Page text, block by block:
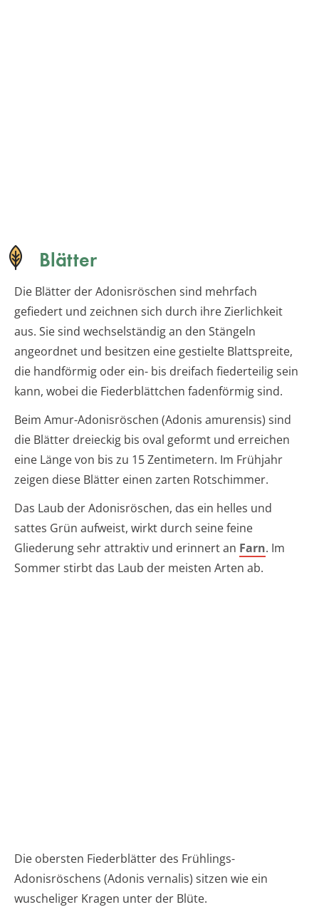
Blätter
Die Blätter der Adonisröschen sind mehrfach
gefiedert und zeichnen sich durch ihre Zierlichkeit
aus. Sie sind wechselständig an den Stängeln
angeordnet und besitzen eine gestielte Blattspreite,
die handförmig oder ein- bis dreifach fiederteilig sein
kann, wobei die Fiederblättchen fadenförmig sind.
Beim Amur-Adonisröschen (Adonis amurensis) sind
die Blätter dreieckig bis oval geformt und erreichen
eine Länge von bis zu 15 Zentimetern. Im Frühjahr
zeigen diese Blätter einen zarten Rotschimmer.
Das Laub der Adonisröschen, das ein helles und
sattes Grün aufweist, wirkt durch seine feine
Gliederung sehr attraktiv und erinnert an Farn. Im
Sommer stirbt das Laub der meisten Arten ab.
Die obersten Fiederblätter des Frühlings-
Adonisröschens (Adonis vernalis) sitzen wie ein
wuscheliger Kragen unter der Blüte.